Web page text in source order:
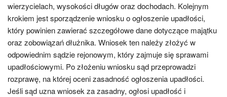
wierzycielach, wysokości długów oraz dochodach. Kolejnym
krokiem jest sporządzenie wniosku o ogłoszenie upadłości,
który powinien zawierać szczegółowe dane dotyczące majątku
oraz zobowiązań dłużnika. Wniosek ten należy złożyć w
odpowiednim sądzie rejonowym, który zajmuje się sprawami
upadłościowymi. Po złożeniu wniosku sąd przeprowadzi
rozprawę, na której oceni zasadność ogłoszenia upadłości.
Jeśli sąd uzna wniosek za zasadny, ogłosi upadłość i